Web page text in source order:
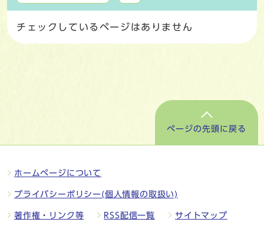
チェックしているページはありません
ページの先頭に戻る
ホームページについて
プライバシーポリシー(個人情報の取扱い)
著作権・リンク等 RSS配信一覧 サイトマップ